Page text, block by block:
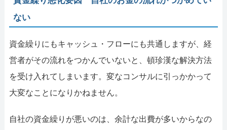
ない
資金繰りにもキャッシュ・フローにも共通しますが、経
営者がその流れをつかんでいないと、頓珍漢な解決方法
を受け入れてしまいます。変なコンサルに引っかかって
大変なことになりかねません。
自社の資金繰りが悪いのは、余計な出費が多いからなの